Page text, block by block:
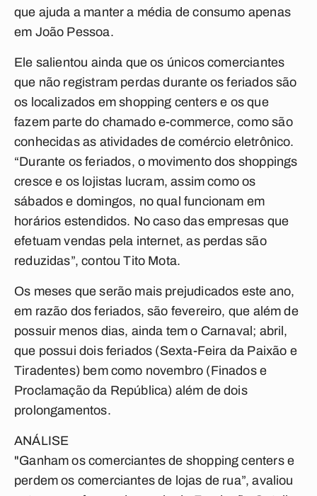
que ajuda a manter a média de consumo apenas
em João Pessoa.
Ele salientou ainda que os únicos comerciantes
que não registram perdas durante os feriados são
os localizados em shopping centers e os que
fazem parte do chamado e-commerce, como são
conhecidas as atividades de comércio eletrônico.
“Durante os feriados, o movimento dos shoppings
cresce e os lojistas lucram, assim como os
sábados e domingos, no qual funcionam em
horários estendidos. No caso das empresas que
efetuam vendas pela internet, as perdas são
reduzidas”, contou Tito Mota.
Os meses que serão mais prejudicados este ano,
em razão dos feriados, são fevereiro, que além de
possuir menos dias, ainda tem o Carnaval; abril,
que possui dois feriados (Sexta-Feira da Paixão e
Tiradentes) bem como novembro (Finados e
Proclamação da República) além de dois
prolongamentos.
ANÁLISE
"Ganham os comerciantes de shopping centers e
perdem os comerciantes de lojas de rua”, avaliou